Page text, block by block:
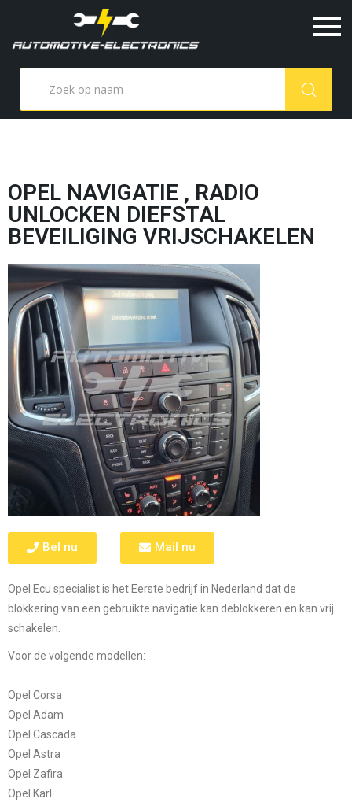
OPEL NAVIGATIE , RADIO
UNLOCKEN DIEFSTAL
BEVEILIGING VRIJSCHAKELEN
Bel nu Mail nu
Opel Ecu specialist is het Eerste bedrijf in Nederland dat de
blokkering van een gebruikte navigatie kan deblokkeren en kan vrij
schakelen.
Voor de volgende modellen:
Opel Corsa
Opel Adam
Opel Cascada
Opel Astra
Opel Zafira
Opel Karl